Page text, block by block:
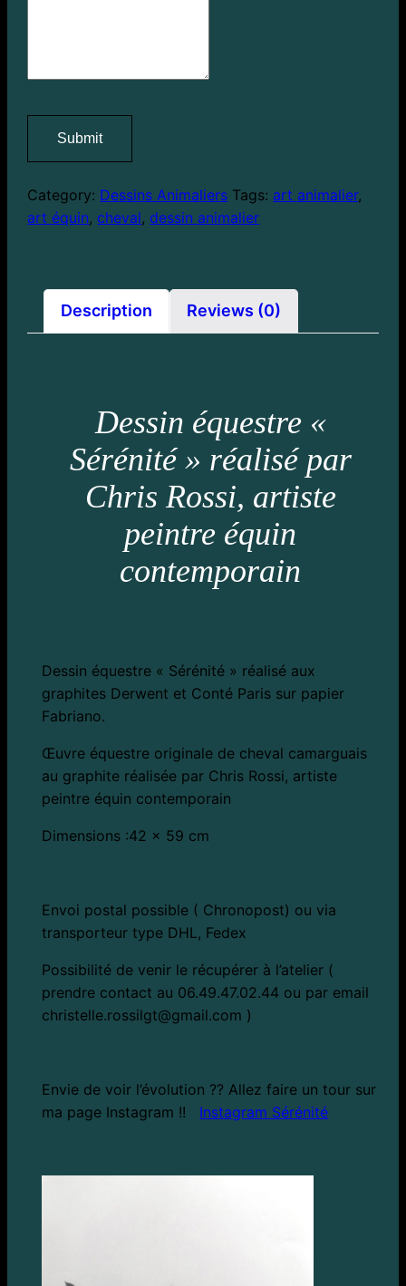
Submit
Category: Dessins Animaliers Tags: art animalier,
art équin,cheval,dessin animalier
Description Reviews (0)
Dessin équestre «
Sérénité » réalisé par
Chris Rossi, artiste
peintre équin
contemporain
Dessin équestre « Sérénité » réalisé aux
graphites Derwent et Conté Paris sur papier
Fabriano.
Œuvre équestre originale de cheval camarguais
au graphite réalisée par Chris Rossi, artiste
peintre équin contemporain
Dimensions :42 x 59 cm
Envoi postal possible ( Chronopost) ou via
transporteur type DHL, Fedex
Possibilité de venir le récupérer à l’atelier (
prendre contact au 06.49.47.02.44 ou par email
christelle.rossilgt@gmail.com )
Envie de voir l’évolution ?? Allez faire un tour sur
ma page Instagram !! Instagram Sérénité